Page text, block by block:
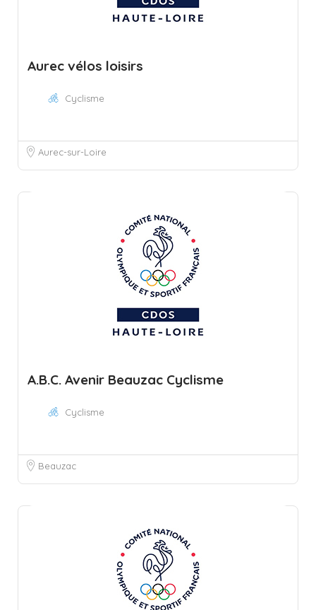
Aurec vélos loisirs
Cyclisme
Aurec-sur-Loire
A.B.C. Avenir Beauzac Cyclisme
Cyclisme
Beauzac